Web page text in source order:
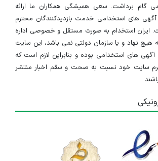
گام برداشت. سعی همیشگی همکاران ما ارائه
های استخدامی خدمت بازدیدکنندگان محترم
ایران استخدام به صورت مستقل و خصوصی اداره
هیچ نهاد و یا سازمان دولتی نمی باشد، این سایت
آگهی های استخدامی بوده و بنابراین لازم است که
سایت خود نسبت به صحت و سقم اخبار منتشر